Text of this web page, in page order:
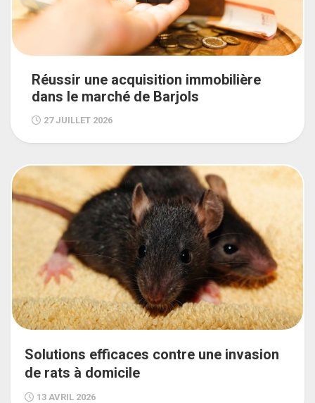
Réussir une acquisition immobilière
dans le marché de Barjols
27 JUILLET 2026
Solutions efficaces contre une invasion
de rats à domicile
13 AVRIL 2026